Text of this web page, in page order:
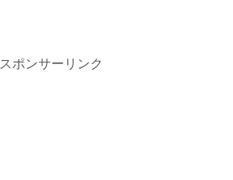
スポンサーリンク